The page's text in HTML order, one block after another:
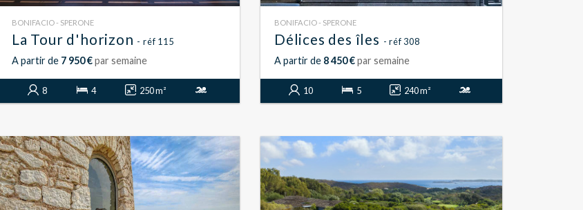
BONIFACIO - SPERONE
La Tour d'horizon - réf 115
A partir de 7 950 €par semaine
8 4 250 m²
BONIFACIO - SPERONE
Délices des îles - réf 308
A partir de 8 450 €par semaine
10 5 240 m²